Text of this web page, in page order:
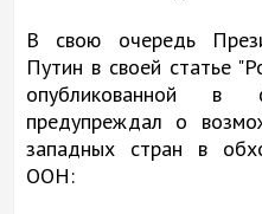
В свою очередь
Путин в своей статье
опубликованной в
предупреждал о
западных стран в
ООН: